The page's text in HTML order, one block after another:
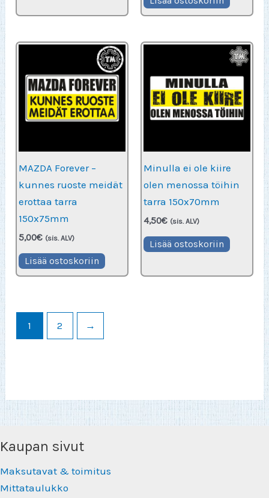
4,50€.3,00€.
MAZDA Forever –
kunnes ruoste meidät
erottaa tarra
150x75mm
5,00€ (sis. ALV)
Lisää ostoskoriin
Minulla ei ole kiire
olen menossa töihin
tarra 150x70mm
4,50€ (sis. ALV)
Lisää ostoskoriin
1 2 →
Kaupan sivut
Maksutavat & toimitus
Mittataulukko